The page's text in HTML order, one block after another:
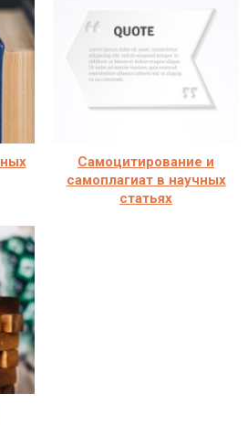
Самоцитирование и
самоплагиат в научных
статьях